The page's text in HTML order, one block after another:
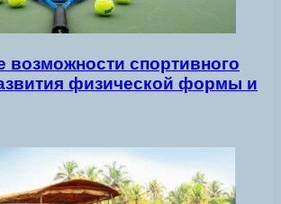
спортивного
физической формы и